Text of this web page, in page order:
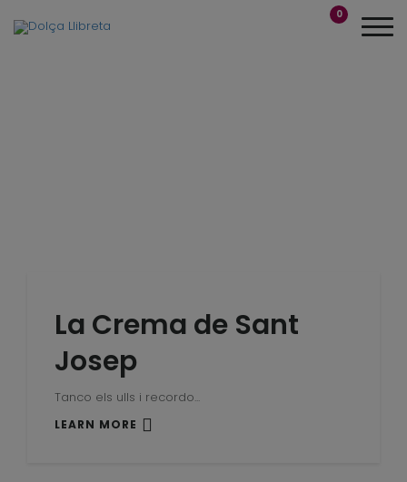
0
La Crema de Sant
Josep
Tanco els ulls i recordo...
LEARN MORE